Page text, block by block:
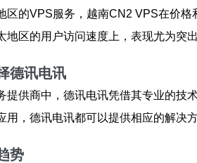
区的VPS服务，越南CN2 VPS在价
地区的用户访问速度上，表现尤为突
德讯电讯
提供商中，德讯电讯凭借其专业的技
用，德讯电讯都可以提供相应的解决
势